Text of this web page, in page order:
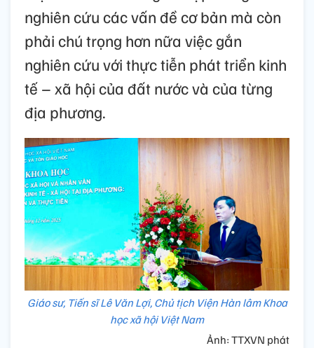
nghiên cứu các vấn đề cơ bản mà còn
phải chú trọng hơn nữa việc gắn
nghiên cứu với thực tiễn phát triển kinh
tế – xã hội của đất nước và của từng
địa phương.
Giáo sư, Tiến sĩ Lê Văn Lợi, Chủ tịch Viện Hàn lâm Khoa
học xã hội Việt Nam
Ảnh: TTXVN phát